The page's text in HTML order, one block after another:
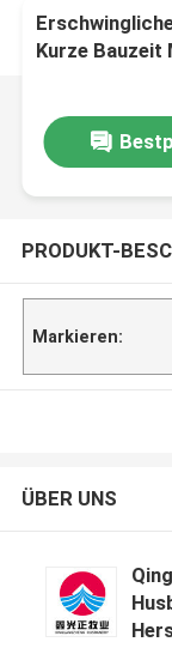
Kurze Bauzeit
PRODUKT-
Markieren:
ÜBER UNS